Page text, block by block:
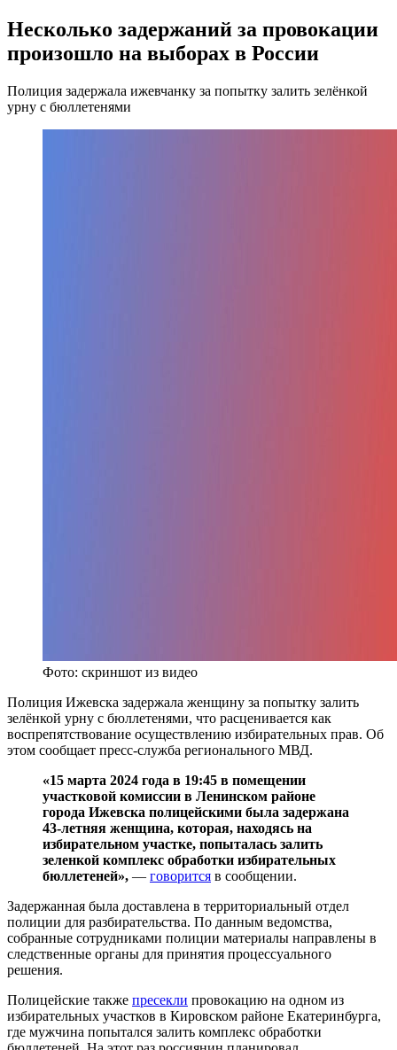
Несколько задержаний за провокации
произошло на выборах в России
Полиция задержала ижевчанку за попытку залить зелёнкой
урну с бюллетенями
Фото: скриншот из видео
Полиция Ижевска задержала женщину за попытку залить
зелёнкой урну с бюллетенями, что расценивается как
воспрепятствование осуществлению избирательных прав. Об
этом сообщает пресс-служба регионального МВД.
«15 марта 2024 года в 19:45 в помещении
участковой комиссии в Ленинском районе
города Ижевска полицейскими была задержана
43-летняя женщина, которая, находясь на
избирательном участке, попыталась залить
зеленкой комплекс обработки избирательных
бюллетеней», — говорится в сообщении.
Задержанная была доставлена в территориальный отдел
полиции для разбирательства. По данным ведомства,
собранные сотрудниками полиции материалы направлены в
следственные органы для принятия процессуального
решения.
Полицейские также пресекли провокацию на одном из
избирательных участков в Кировском районе Екатеринбурга,
где мужчина попытался залить комплекс обработки